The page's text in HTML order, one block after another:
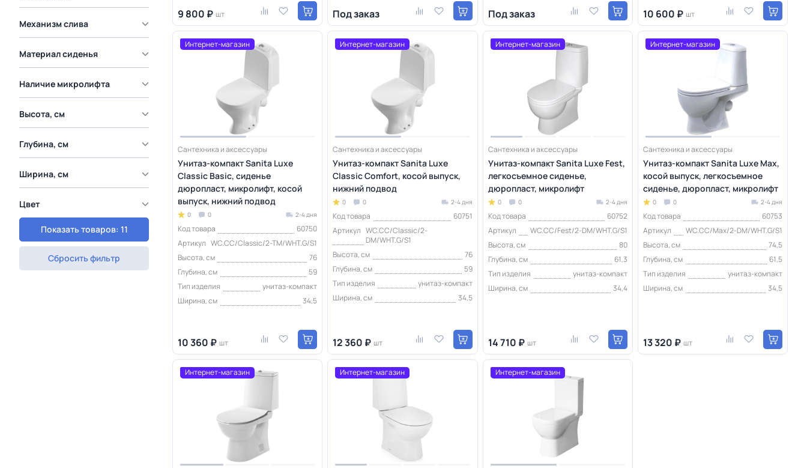
Механизм слива
Материал сиденья
Наличие микролифта
Высота, см
Глубина, см
Ширина, см
Цвет
Показать товаров: 11
Сбросить фильтр
9 800 ₽ шт Под заказ Под заказ 10 600 ₽ шт
Интернет-магазин
Сантехника и аксессуары
Унитаз-компакт Sanita Luxe
Classic Basic, сиденье
дюропласт, микролифт, косой
выпуск, нижний подвод
0 0 2-4 дня
Код товара
60750
Артикул WC.CC/Classic/2-TM/WHT.G/S1
Высота, см
76
Глубина, см
59
Тип изделия
унитаз-компакт
Ширина, см
34,5
10 360 ₽ шт
Интернет-магазин
Сантехника и аксессуары
Унитаз-компакт Sanita Luxe
Classic Comfort, косой выпуск,
нижний подвод
0 0 2-4 дня
Код товара
60751
Артикул WC.CC/Classic/2-
DM/WHT.G/S1
Высота, см
76
Глубина, см
59
Тип изделия
унитаз-компакт
Ширина, см
34,5
12 360 ₽ шт
Интернет-магазин
Сантехника и аксессуары
Унитаз-компакт Sanita Luxe Fest,
легкосъемное сиденье,
дюропласт, микролифт
0 0 2-4 дня
Код товара
60752
Артикул
WC.CC/Fest/2-DM/WHT.G/S1
Высота, см
80
Глубина, см
61,3
Тип изделия
унитаз-компакт
Ширина, см
34,4
14 710 ₽ шт
Интернет-магазин
Сантехника и аксессуары
Унитаз-компакт Sanita Luxe Max,
косой выпуск, легкосъемное
сиденье, дюропласт, микролифт
0 0 2-4 дня
Код товара
60753
Артикул
WC.CC/Max/2-DM/WHT.G/S1
Высота, см
74,5
Глубина, см
61,5
Тип изделия
унитаз-компакт
Ширина, см
34,5
13 320 ₽ шт
Интернет-магазин Интернет-магазин Интернет-магазин